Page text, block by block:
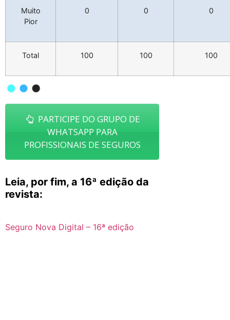
Muito
Pior
0 0 0
Total 100 100 100
PARTICIPE DO GRUPO DE
WHATSAPP PARA
PROFISSIONAIS DE SEGUROS
Leia, por fim, a 16ª edição da
revista:
Seguro Nova Digital – 16ª edição